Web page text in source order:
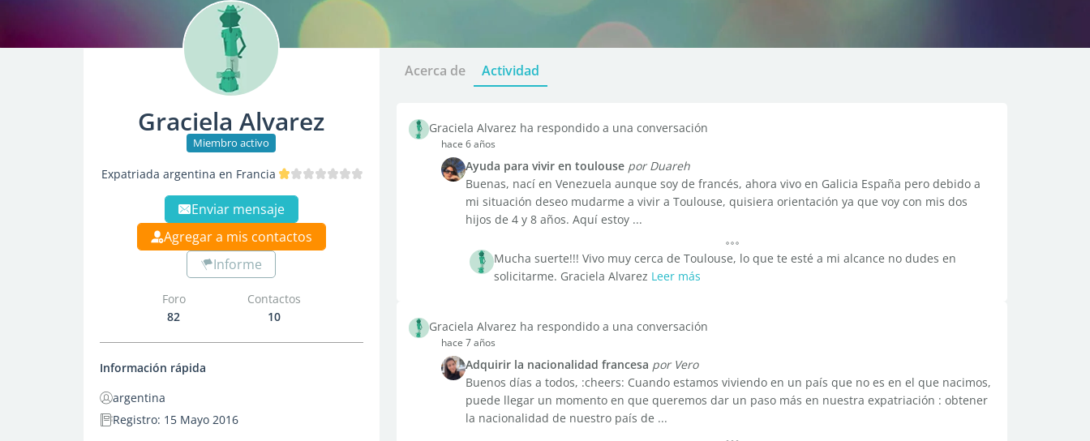
Graciela Alvarez
Miembro activo
Expatriada argentina en Francia
Enviar mensaje
Agregar a mis contactos
Informe
Foro
82
Contactos
10
Información rápida
argentina
Registro: 15 Mayo 2016
Acerca de Actividad
Graciela Alvarez ha respondido a una conversación
hace 6 años
Ayuda para vivir en toulouse por Duareh
Buenas, nací en Venezuela aunque soy de francés, ahora vivo en Galicia España pero debido a
mi situación deseo mudarme a vivir a Toulouse, quisiera orientación ya que voy con mis dos
hijos de 4 y 8 años. Aquí estoy ...
Mucha suerte!!! Vivo muy cerca de Toulouse, lo que te esté a mi alcance no dudes en
solicitarme. Graciela Alvarez Leer más
Graciela Alvarez ha respondido a una conversación
hace 7 años
Adquirir la nacionalidad francesa por Vero
Buenos días a todos, :cheers: Cuando estamos viviendo en un país que no es en el que nacimos,
puede llegar un momento en que queremos dar un paso más en nuestra expatriación : obtener
la nacionalidad de nuestro país de ...